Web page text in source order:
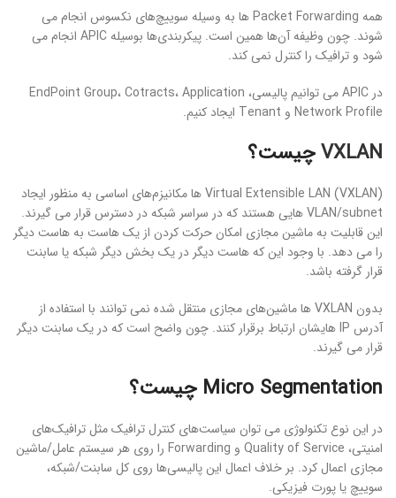
همه Packet Forwarding ها به وسیله سوییچ‌های نکسوس انجام می
شوند. چون وظیفه آن‌ها همین است. پیکربندی‌ها بوسیله APIC انجام می
شود و ترافیک را کنترل نمی کند.
در APIC می توانیم پالیسی، EndPoint Group، Cotracts، Application
Network Profile و Tenant ایجاد کنیم.
VXLANچیست؟
Virtual Extensible LAN (VXLAN) ها مکانیزم‌های اساسی به منظور ایجاد
VLAN/subnet هایی هستند که در سراسر شبکه در دسترس قرار می گیرند.
این قابلیت به ماشین مجازی امکان حرکت کردن از یک هاست به هاست دیگر
را می دهد. با وجود این که هاست دیگر در یک بخش دیگر شبکه یا سابنت
قرار گرفته باشد.
بدون VXLAN ها ماشین‌های مجازی منتقل شده نمی توانند با استفاده از
آدرس IP هایشان ارتباط برقرار کنند. چون واضح است که در یک سابنت دیگر
قرار می گیرند.
Micro Segmentation چیست؟
در این نوع تکنولوژی می توان سیاست‌های کنترل ترافیک مثل ترافیک‌های
امنیتی، Quality of Service و Forwarding را روی هر سیستم عامل/ماشین
مجازی اعمال کرد. بر خلاف اعمال این پالیسی‌ها روی کل سابنت/شبکه،
سوییچ یا پورت فیزیکی.